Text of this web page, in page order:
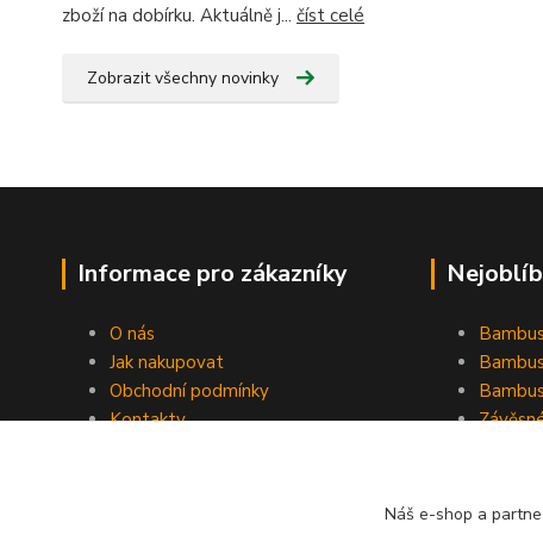
zboží na dobírku. Aktuálně j... číst celé
Zobrazit všechny novinky
Informace pro zákazníky
O nás
Jak nakupovat
Obchodní podmínky
Kontakty
Náš e-shop a